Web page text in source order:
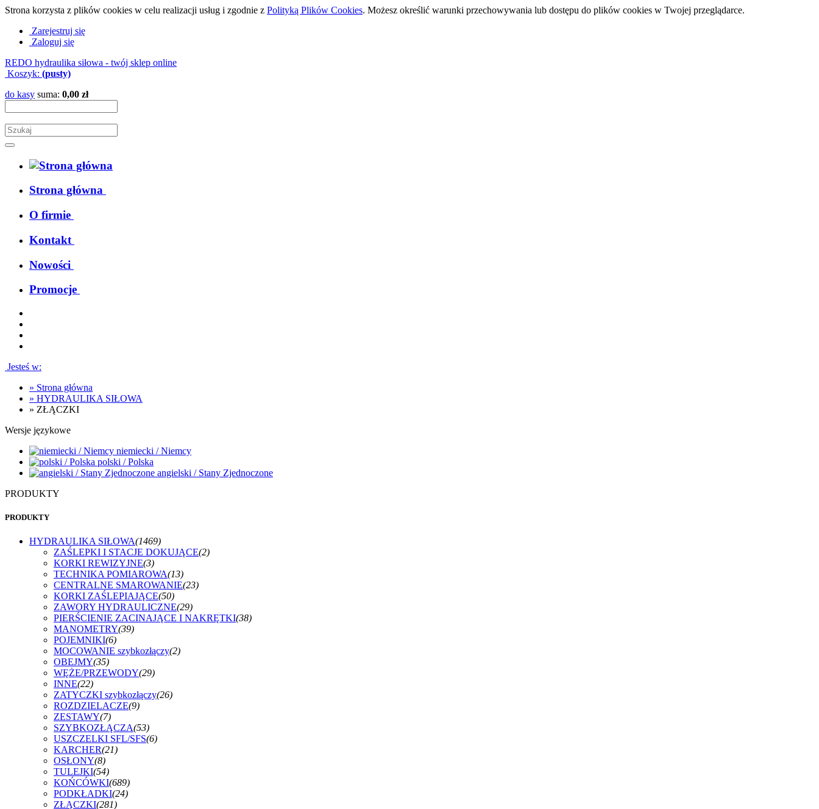
Strona korzysta z plików cookies w celu realizacji usług i zgodnie z Polityką Plików Cookies. Możesz określić warunki przechowywania lub dostępu do plików cookies w Twojej przeglądarce.
Zarejestruj się
Zaloguj się
REDO hydraulika siłowa - twój sklep online
Koszyk: (pusty)
do kasy suma: 0,00 zł
Strona główna
O firmie
Kontakt
Nowości
Promocje
Jesteś w:
» Strona główna
» HYDRAULIKA SIŁOWA
» ZŁĄCZKI
Wersje językowe
niemiecki / Niemcy
polski / Polska
angielski / Stany Zjednoczone
PRODUKTY
PRODUKTY
HYDRAULIKA SIŁOWA(1469)
ZAŚLEPKI I STACJE DOKUJĄCE(2)
KORKI REWIZYJNE(3)
TECHNIKA POMIAROWA(13)
CENTRALNE SMAROWANIE(23)
KORKI ZAŚLEPIAJĄCE(50)
ZAWORY HYDRAULICZNE(29)
PIERŚCIENIE ZACINAJĄCE I NAKRĘTKI(38)
MANOMETRY(39)
POJEMNIKI(6)
MOCOWANIE szybkozłączy(2)
OBEJMY(35)
WĘŻE/PRZEWODY(29)
INNE(22)
ZATYCZKI szybkozłączy(26)
ROZDZIELACZE(9)
ZESTAWY(7)
SZYBKOZŁĄCZA(53)
USZCZELKI SFL/SFS(6)
KARCHER(21)
OSŁONY(8)
TULEJKI(54)
KOŃCÓWKI(689)
PODKŁADKI(24)
ZŁĄCZKI(281)